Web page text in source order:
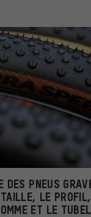
DES PNEUS
LE
ET LE